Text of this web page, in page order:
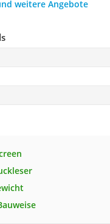
weitere Angebote